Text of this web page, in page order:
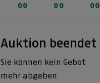
00 00 00
Auktion beendet
Sie können kein Gebot
mehr abgeben.